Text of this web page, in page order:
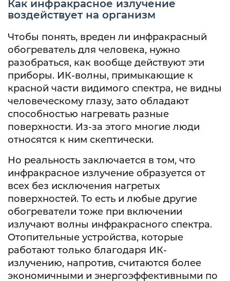
Как инфракрасное излучение
воздействует на организм
Чтобы понять, вреден ли инфракрасный
обогреватель для человека, нужно
разобраться, как вообще действуют эти
приборы. ИК-волны, примыкающие к
красной части видимого спектра, не видны
человеческому глазу, зато обладают
способностью нагревать разные
поверхности. Из-за этого многие люди
относятся к ним скептически.
Но реальность заключается в том, что
инфракрасное излучение образуется от
всех без исключения нагретых
поверхностей. То есть и любые другие
обогреватели тоже при включении
излучают волны инфракрасного спектра.
Отопительные устройства, которые
работают только благодаря ИК-
излучению, напротив, считаются более
экономичными и энергоэффективными по